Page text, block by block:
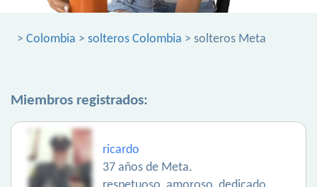
> Colombia > solteros Colombia > solteros Meta
Miembros registrados:
ricardo
37 años de Meta.